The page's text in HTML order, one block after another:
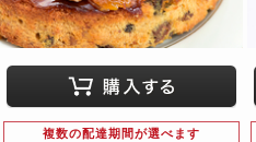
複数の配達期間が選べます